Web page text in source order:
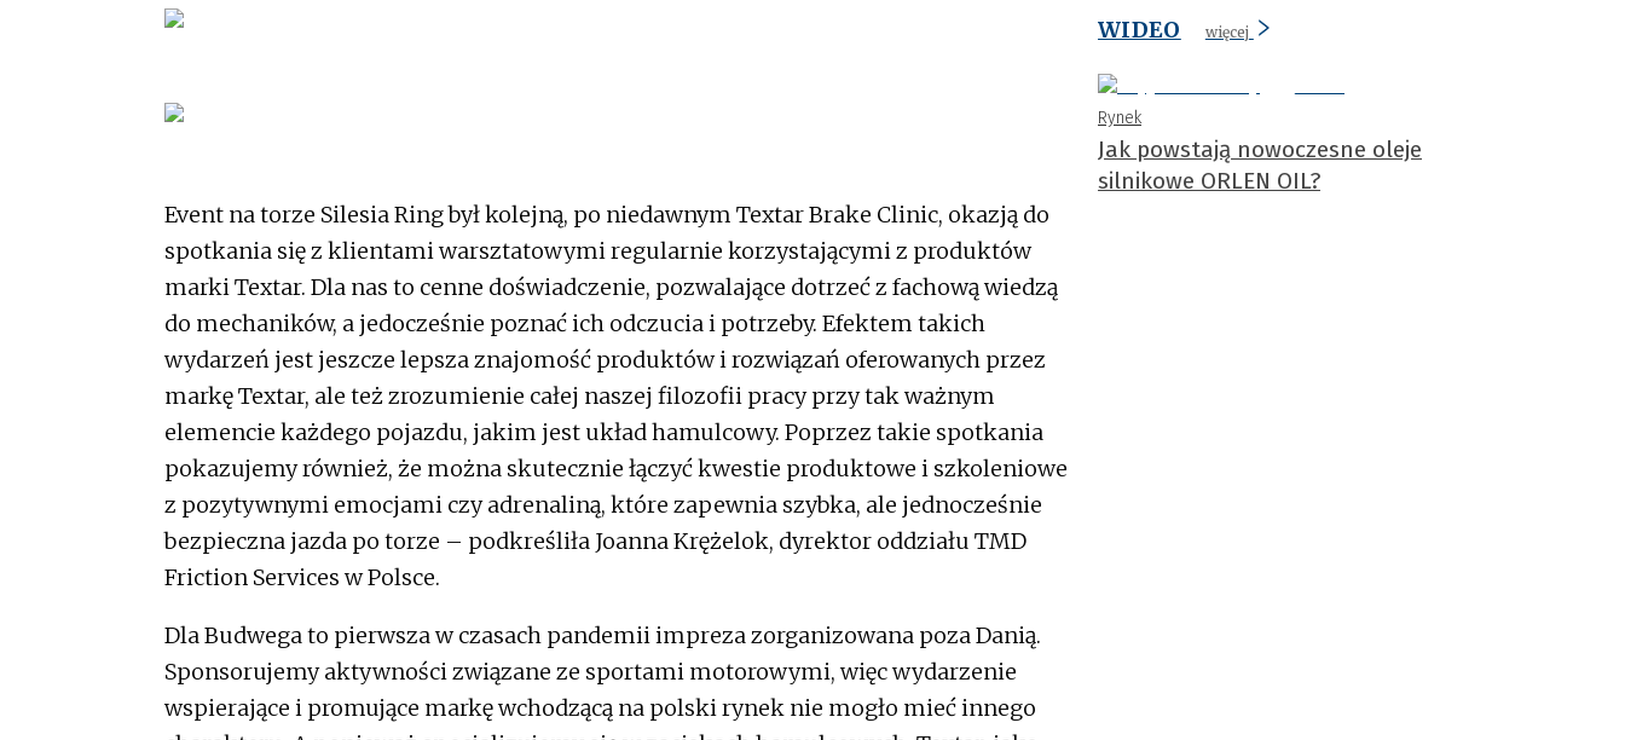
Event na torze Silesia Ring był kolejną, po niedawnym Textar Brake Clinic, okazją do
spotkania się z klientami warsztatowymi regularnie korzystającymi z produktów
marki Textar. Dla nas to cenne doświadczenie, pozwalające dotrzeć z fachową wiedzą
do mechaników, a jedocześnie poznać ich odczucia i potrzeby. Efektem takich
wydarzeń jest jeszcze lepsza znajomość produktów i rozwiązań oferowanych przez
markę Textar, ale też zrozumienie całej naszej filozofii pracy przy tak ważnym
elemencie każdego pojazdu, jakim jest układ hamulcowy. Poprzez takie spotkania
pokazujemy również, że można skutecznie łączyć kwestie produktowe i szkoleniowe
z pozytywnymi emocjami czy adrenaliną, które zapewnia szybka, ale jednocześnie
bezpieczna jazda po torze – podkreśliła Joanna Krężelok, dyrektor oddziału TMD
Friction Services w Polsce.
Dla Budwega to pierwsza w czasach pandemii impreza zorganizowana poza Danią.
Sponsorujemy aktywności związane ze sportami motorowymi, więc wydarzenie
wspierające i promujące markę wchodzącą na polski rynek nie mogło mieć innego
WIDEO
więcej
Rynek
Jak powstają nowoczesne oleje
silnikowe ORLEN OIL?